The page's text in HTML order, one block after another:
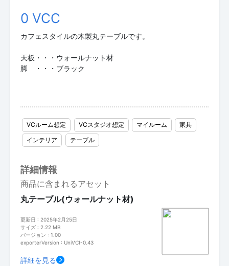
0 VCC
カフェスタイルの木製丸テーブルです。
天板・・・ウォールナット材
脚 ・・・ブラック
VCルーム想定 VCスタジオ想定 マイルーム
家具
インテリア
テーブル
詳細情報
商品に含まれるアセット
丸テーブル(ウォールナット材)
更新日 : 2025年2月25日
サイズ : 2.22 MB
バージョン : 1.00
exporterVersion : UniVCI-0.43
詳細を見る